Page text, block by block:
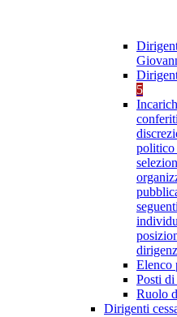
5
politico
Elenco
Posti
Ruolo
Dirigenti